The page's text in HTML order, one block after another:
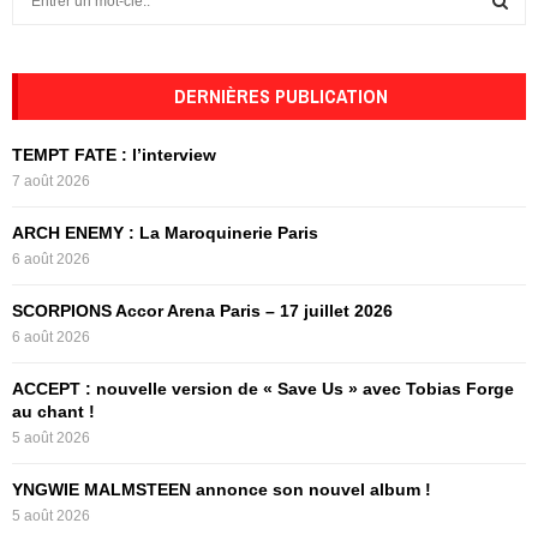
o
r
DERNIÈRES PUBLICATION
TEMPT FATE : l’interview
7 août 2026
ARCH ENEMY : La Maroquinerie Paris
6 août 2026
SCORPIONS Accor Arena Paris – 17 juillet 2026
6 août 2026
ACCEPT : nouvelle version de « Save Us » avec Tobias Forge
au chant !
5 août 2026
YNGWIE MALMSTEEN annonce son nouvel album !
5 août 2026